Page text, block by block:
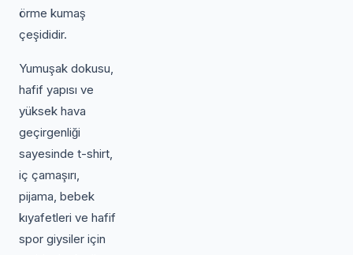
örme kumaş
çeşididir.
Yumuşak dokusu,
hafif yapısı ve
yüksek hava
geçirgenliği
sayesinde t-shirt,
iç çamaşırı,
pijama, bebek
kıyafetleri ve hafif
spor giysiler için